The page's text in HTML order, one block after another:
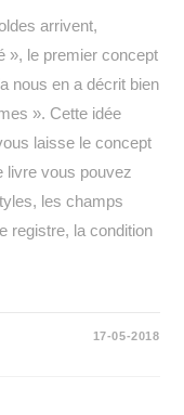
arrivent,
», le premier concept
nous en a décrit bien
». Cette idée
laisse le concept
livre vous pouvez
les champs
registre, la condition
17-05-2018